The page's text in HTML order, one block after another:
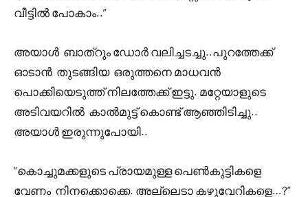
വീട്ടിൽ പോകാം..”
അയാൾ ബാത്റൂം ഡോർ വലിച്ചടച്ചു..പുറത്തേക്ക്
ഓടാൻ തുടങ്ങിയ ഒരുത്തനെ മാധവൻ
പൊക്കിയെടുത്ത് നിലത്തേക്ക് ഇട്ടു. മറ്റേയാളുടെ
അടിവയറിൽ കാൽമുട്ട് കൊണ്ട് ആഞ്ഞിടിച്ചു..
അയാൾ ഇരുന്നുപോയി..
“കൊച്ചുമക്കളുടെ പ്രായമുള്ള പെൺകുട്ടികളെ
വേണം നിനക്കൊക്കെ. അല്ലെടാ കഴുവേറികളെ…?”